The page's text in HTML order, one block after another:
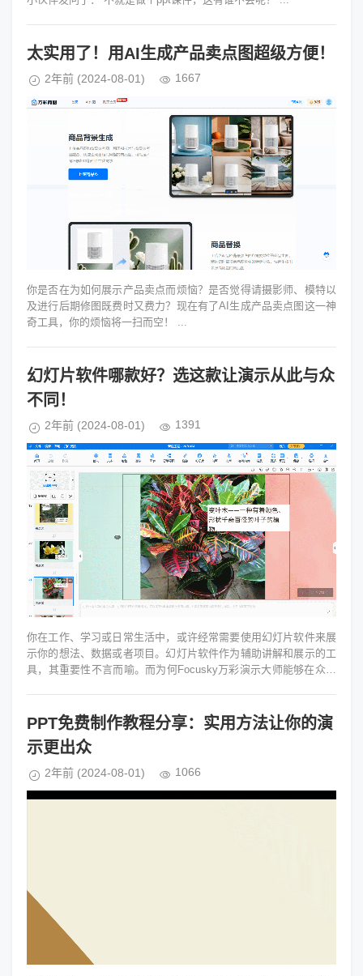
太实用了！用AI生成产品卖点图超级方便！
2年前 (2024-08-01) 1667
你是否在为如何展示产品卖点而烦恼？是否觉得请摄影师、模特以
及进行后期修图既费时又费力？现在有了AI生成产品卖点图这一神
奇工具，你的烦恼将一扫而空！ ...
幻灯片软件哪款好？选这款让演示从此与众
不同！
2年前 (2024-08-01) 1391
你在工作、学习或日常生活中，或许经常需要使用幻灯片软件来展
示你的想法、数据或者项目。幻灯片软件作为辅助讲解和展示的工
具，其重要性不言而喻。而为何Focusky万彩演示大师能够在众多
PPT免费制作教程分享：实用方法让你的演
示更出众
2年前 (2024-08-01) 1066